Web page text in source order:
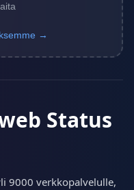
→
Status
9000 verkkopalvelulle,